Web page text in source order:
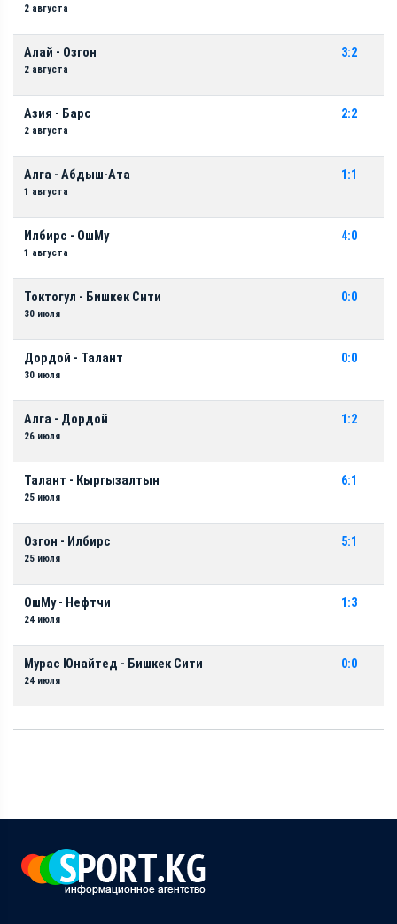
2 августа
Алай - Озгон
2 августа
3:2
Азия - Барс
2 августа
2:2
Алга - Абдыш-Ата
1 августа
1:1
Илбирс - ОшМу
1 августа
4:0
Токтогул - Бишкек Сити
30 июля
0:0
Дордой - Талант
30 июля
0:0
Алга - Дордой
26 июля
1:2
Талант - Кыргызалтын
25 июля
6:1
Озгон - Илбирс
25 июля
5:1
ОшМу - Нефтчи
24 июля
1:3
Мурас Юнайтед - Бишкек Сити
24 июля
0:0